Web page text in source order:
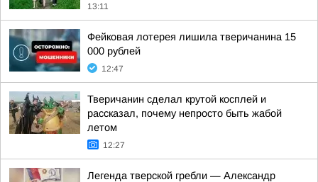
13:11
Фейковая лотерея лишила тверичанина 15
000 рублей
12:47
Тверичанин сделал крутой косплей и
рассказал, почему непросто быть жабой
летом
12:27
Легенда тверской гребли — Александр